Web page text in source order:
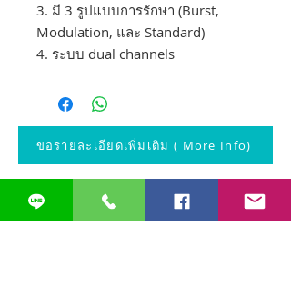
3. มี 3 รูปแบบการรักษา (Burst,
Modulation, และ Standard)
4. ระบบ dual channels
ขอรายละเอียดเพิ่มเติม ( More Info)
สินค้าคล้ายกัน